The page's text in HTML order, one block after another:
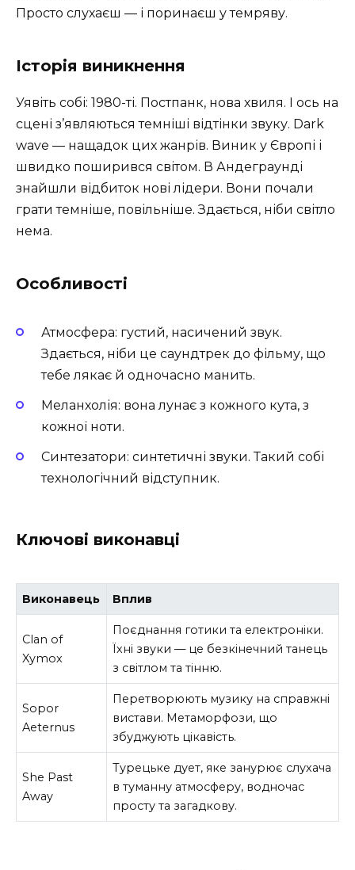
Просто слухаєш — і поринаєш у темряву.
Історія виникнення
Уявіть собі: 1980-ті. Постпанк, нова хвиля. І ось на
сцені з’являються темніші відтінки звуку. Dark
wave — нащадок цих жанрів. Виник у Європі і
швидко поширився світом. В Андеграунді
знайшли відбиток нові лідери. Вони почали
грати темніше, повільніше. Здається, ніби світло
нема.
Особливості
Атмосфера: густий, насичений звук.
Здається, ніби це саундтрек до фільму, що
тебе лякає й одночасно манить.
Меланхолія: вона лунає з кожного кута, з
кожної ноти.
Синтезатори: синтетичні звуки. Такий собі
технологічний відступник.
Ключові виконавці
Виконавець Вплив
Clan of
Xymox
Поєднання готики та електроніки.
Їхні звуки — це безкінечний танець
з світлом та тінню.
Sopor
Aeternus
Перетворюють музику на справжні
вистави. Метаморфози, що
збуджують цікавість.
She Past
Away
Турецьке дует, яке занурює слухача
в туманну атмосферу, водночас
просту та загадкову.